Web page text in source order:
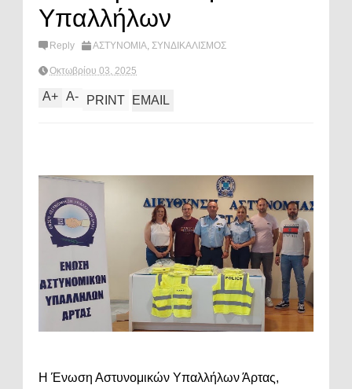
Υπαλλήλων
Reply ΑΣΤΥΝΟΜΙΑ, ΣΥΝΔΙΚΑΛΙΣΜΟΣ
Οκτωβρίου 03, 2025
A+ A- PRINT EMAIL
Η Ένωση Αστυνομικών Υπαλλήλων Άρτας,